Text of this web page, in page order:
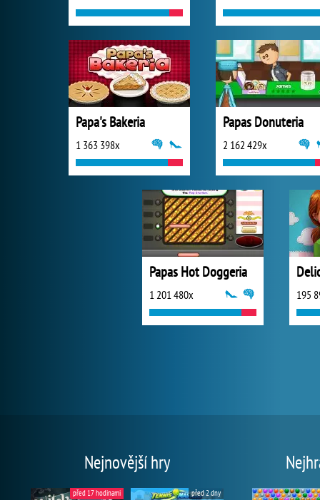
Papa's Bakeria
1 363 398x
Papas Donuteria
2 162 429x
Papas Hot Doggeria
1 201 480x 195
Nejnovější hry
před 17 hodinami před 2 dny